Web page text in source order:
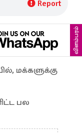
Report
விளம்பரம்
மக்களுக்கு
பல